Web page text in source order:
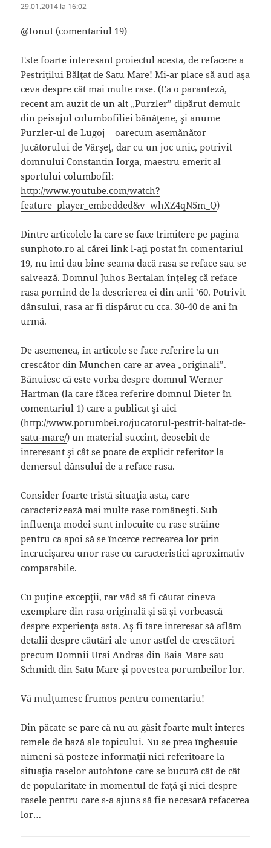
29.01.2014 la 16:02
@Ionut (comentariul 19)
Este foarte interesant proiectul acesta, de refacere a
Pestriţilui Bălţat de Satu Mare! Mi-ar place să aud aşa
ceva despre cât mai multe rase. (Ca o paranteză,
recent am auzit de un alt „Purzler” dipărut demult
din peisajul columbofiliei bănăţene, şi anume
Purzler-ul de Lugoj – oarecum asemănător
Jucătorului de Vârşeţ, dar cu un joc unic, potrivit
domnului Constantin Iorga, maestru emerit al
sportului columbofil:
http://www.youtube.com/watch?
feature=player_embedded&v=whXZ4qN5m_Q)
Dintre articolele la care se face trimitere pe pagina
sunphoto.ro al cărei link l-aţi postat în comentariul
19, nu îmi dau bine seama dacă rasa se reface sau se
salvează. Domnul Juhos Bertalan înţeleg că reface
rasa pornind de la descrierea ei din anii ’60. Potrivit
dânsului, rasa ar fi dispărut cu cca. 30-40 de ani în
urmă.
De asemenea, în articole se face referire la un
crescător din Munchen care ar avea „originali”.
Bănuiesc că este vorba despre domnul Werner
Hartman (la care făcea referire domnul Dieter în –
comentariul 1) care a publicat şi aici
(http://www.porumbei.ro/jucatorul-pestrit-baltat-de-
satu-mare/) un material succint, deosebit de
interesant şi cât se poate de explicit referitor la
demersul dânsului de a reface rasa.
Consider foarte tristă situaţia asta, care
caracterizează mai multe rase româneşti. Sub
influenţa modei sunt înlocuite cu rase străine
pentru ca apoi să se încerce recrearea lor prin
încrucişarea unor rase cu caracteristici aproximativ
comparabile.
Cu puţine excepţii, rar văd să fi căutat cineva
exemplare din rasa originală şi să şi vorbească
despre experienţa asta. Aş fi tare interesat să aflăm
detalii despre căutări ale unor astfel de crescători
precum Domnii Urai Andras din Baia Mare sau
Schmidt din Satu Mare şi povestea porumbeilor lor.
Vă mulţumesc frumos pentru comentariu!
Din păcate se pare că nu au găsit foarte mult interes
temele de bază ale topicului. Nu se prea înghesuie
nimeni să posteze informaţii nici referitoare la
situaţia raselor autohtone care se bucură cât de cât
de popularitate în momentul de faţă şi nici despre
rasele pentru care s-a ajuns să fie necesară refacerea
lor…